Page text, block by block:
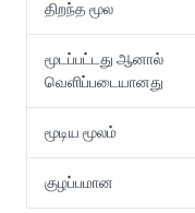
திறந்த மூல
மூடப்பட்டது ஆனால்
வெளிப்படையானது
மூடிய மூலம்
குழப்பமான